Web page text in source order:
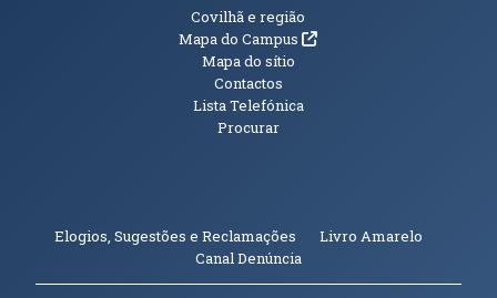
Informações Adicionais
Covilhã e região
Mapa do Campus(abre em nova janela)
Mapa do sítio
Contactos
Lista Telefónica
Procurar
Elogios, Sugestões e Reclamações Livro Amarelo
Canal Denúncia(abre em nova janela)